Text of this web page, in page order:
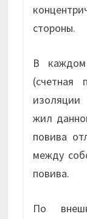
стороны.
В
(счетная
жил
повива
между
повива.
По